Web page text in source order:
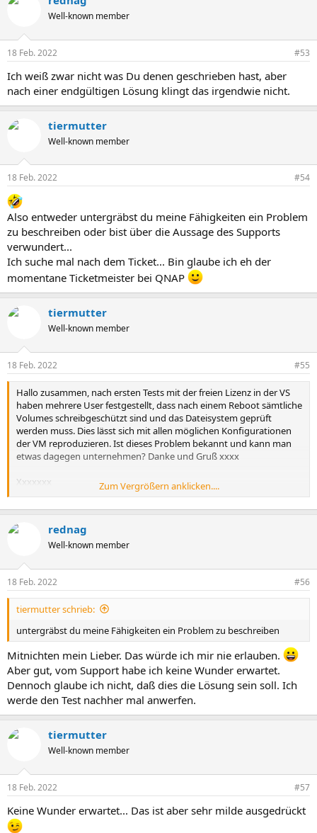
den Scan laufen.
Beachten Sie, dass nur eine Festplatte mit schlechten Lese-, Schreib-
oder IOPS Werten verantwortlich für ein in Summe schlechte
Storage Performance sein kann.
Well-known member
18 Feb. 2022 #53
Ich weiß zwar nicht was Du denen geschrieben hast, aber
nach einer endgültigen Lösung klingt das irgendwie nicht.
tiermutter
Well-known member
18 Feb. 2022 #54
Also entweder untergräbst du meine Fähigkeiten ein Problem
zu beschreiben oder bist über die Aussage des Supports
verwundert...
Ich suche mal nach dem Ticket... Bin glaube ich eh der
momentane Ticketmeister bei QNAP
tiermutter
Well-known member
18 Feb. 2022 #55
Hallo zusammen, nach ersten Tests mit der freien Lizenz in der VS
haben mehrere User festgestellt, dass nach einem Reboot sämtliche
Volumes schreibgeschützt sind und das Dateisystem geprüft
werden muss. Dies lässt sich mit allen möglichen Konfigurationen
der VM reproduzieren. Ist dieses Problem bekannt und kann man
etwas dagegen unternehmen? Danke und Gruß xxxx
Xxxxxxx
vielen Dank für Ihre Nachricht. Dieses Problem habe ich in meinen
Um ihnen zielgerichtet weiterhelfen zu können, benötige ich noch
weitere Informationen bzw. Log-Dateien (Dump-Log). Die
wichtigsten Log-Dateien können bequem von unserem Helpdesk-
werden. Das Helpdesk-Tool von QNAP können Sie kostenlos in
unserem App Center herunterladen. Standardmäßig ist es bereits
auf ihrem QNAP NAS installiert.
Sollte eine automatische Installation über das App Center nicht
direkt möglich sein, können Sie das Paket für Ihr NAS auch manuell
de/app_center/index.php?middle_place=1&type_choose=Utilities
des NAS:
- Klicken Sie auf "Diagnosewerkzeug" im linken Menü
- Klicken Sie "Protokolle herunterladen"
- Bestätigen Sie die Information
- Klicken Sie auf "Herunterladen"
Zum Vergrößern anklicken....
rednag
Well-known member
18 Feb. 2022 #56
tiermutter schrieb:
untergräbst du meine Fähigkeiten ein Problem zu beschreiben
Mitnichten mein Lieber. Das würde ich mir nie erlauben.
Aber gut, vom Support habe ich keine Wunder erwartet.
Dennoch glaube ich nicht, daß dies die Lösung sein soll. Ich
werde den Test nachher mal anwerfen.
tiermutter
Well-known member
18 Feb. 2022 #57
Keine Wunder erwartet... Das ist aber sehr milde ausgedrückt